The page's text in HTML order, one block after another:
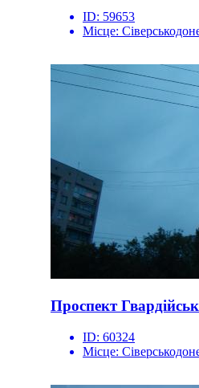
ID: 59653
Місце:
Проспект
ID: 60324
Місце: